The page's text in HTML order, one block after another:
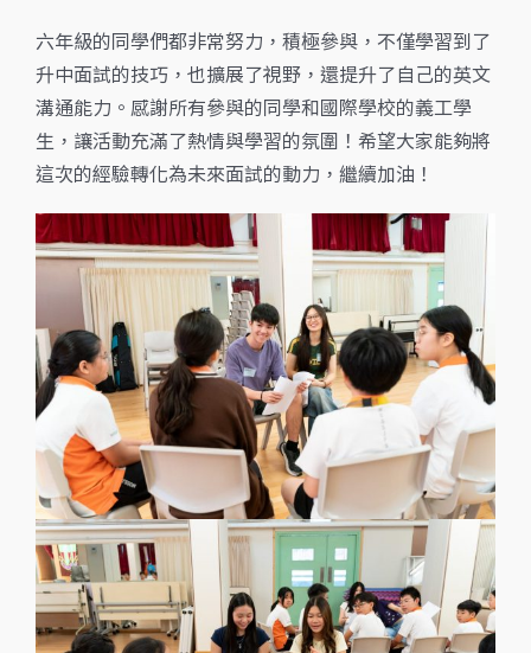
六年級的同學們都非常努力，積極參與，不僅學習到了
升中面試的技巧，也擴展了視野，還提升了自己的英文
溝通能力。感謝所有參與的同學和國際學校的義工學
生，讓活動充滿了熱情與學習的氛圍！希望大家能夠將
這次的經驗轉化為未來面試的動力，繼續加油！